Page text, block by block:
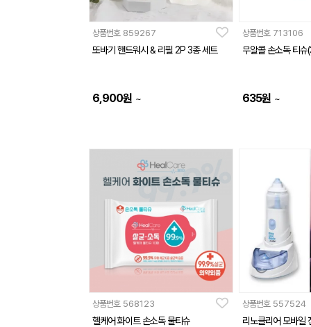
상품번호 859267
또바기 핸드워시 & 리필 2P 3종 세트
6,900원 ~
상품번호 713106
무알콜 손소독 티슈
635원 ~
상품번호 568123
헬케어 화이트 손소독 물티슈
상품번호 557524
리노클리어 모바일